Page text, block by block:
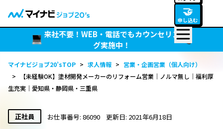
🤝
申し込む
来社不要！WEB・電話でもカウンセリン
グ実施中！
マイナビジョブ20’sTOP > 求人情報 > 営業・企画営業（個人向け）
>
【未経験OK】塗材開発メーカーのリフォーム営業｜ノルマ無し｜福利厚
生充実｜愛知県・静岡県・三重県
正社員 お仕事番号: 86090 更新日: 2021年6月18日